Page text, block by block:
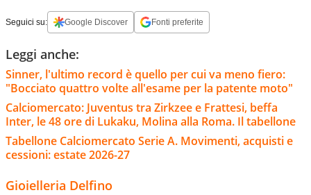
Seguici su: Google Discover Fonti preferite
Leggi anche:
Sinner, l'ultimo record è quello per cui va meno fiero:
"Bocciato quattro volte all'esame per la patente moto"
Calciomercato: Juventus tra Zirkzee e Frattesi, beffa
Inter, le 48 ore di Lukaku, Molina alla Roma. Il tabellone
Tabellone Calciomercato Serie A. Movimenti, acquisti e
cessioni: estate 2026-27
Gioielleria Delfino